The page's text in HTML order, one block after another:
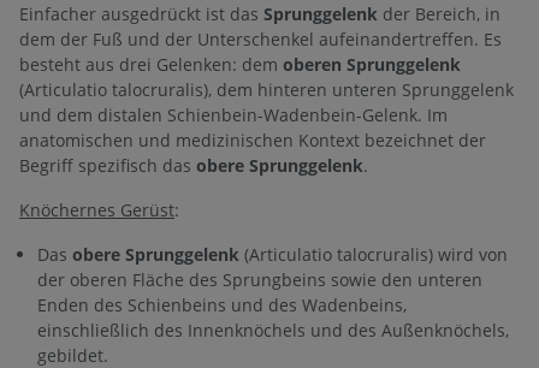
Einfacher ausgedrückt ist das Sprunggelenk der Bereich, in
dem der Fuß und der Unterschenkel aufeinandertreffen. Es
besteht aus drei Gelenken: dem oberen Sprunggelenk
(Articulatio talocruralis), dem hinteren unteren Sprunggelenk
und dem distalen Schienbein-Wadenbein-Gelenk. Im
anatomischen und medizinischen Kontext bezeichnet der
Begriff spezifisch das obere Sprunggelenk.
Knöchernes Gerüst:
Das obere Sprunggelenk (Articulatio talocruralis) wird von
der oberen Fläche des Sprungbeins sowie den unteren
Enden des Schienbeins und des Wadenbeins,
einschließlich des Innenknöchels und des Außenknöchels,
gebildet.